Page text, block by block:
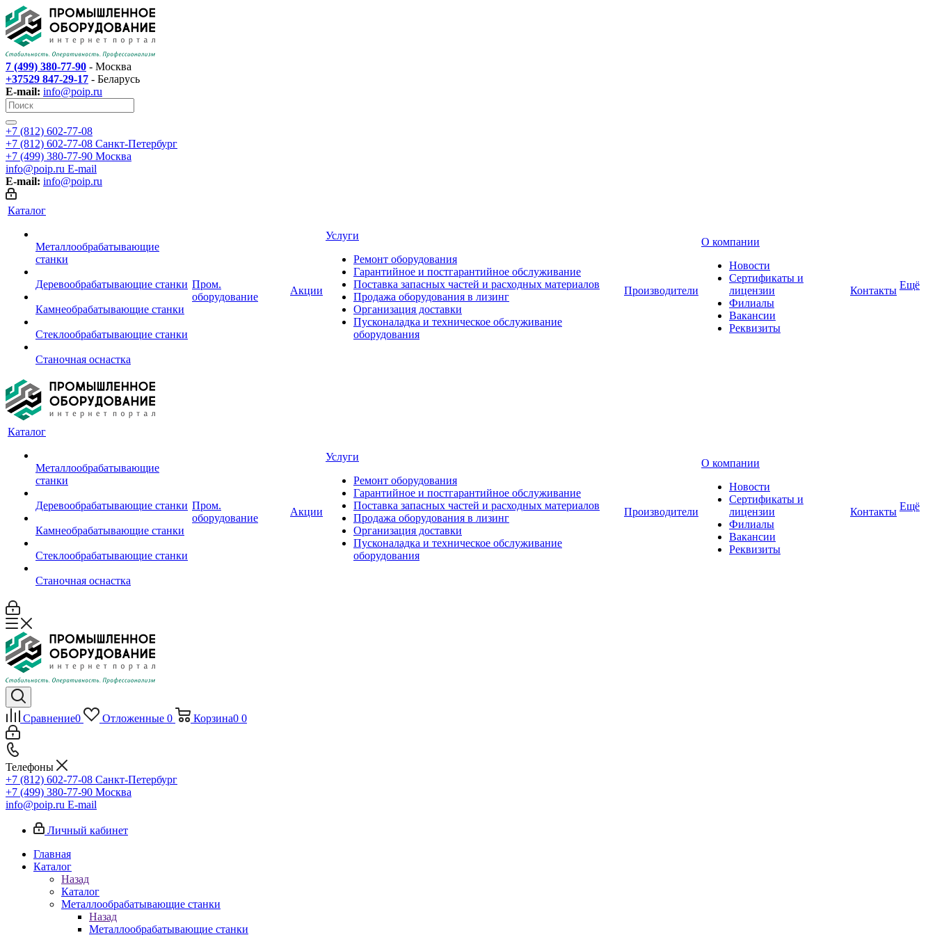
7 (499) 380-77-90 - Москва
+37529 847-29-17 - Беларусь
E-mail: info@poip.ru
+7 (812) 602-77-08
+7 (812) 602-77-08 Санкт-Петербург
+7 (499) 380-77-90 Москва
info@poip.ru E-mail
E-mail: info@poip.ru
Каталог
Металлообрабатывающие
станки
Деревообрабатывающие станки
Камнеобрабатывающие станки
Стеклообрабатывающие станки
Станочная оснастка
Пром.
оборудование
Акции
Услуги
Ремонт оборудования
Гарантийное и постгарантийное обслуживание
Поставка запасных частей и расходных материалов
Продажа оборудования в лизинг
Организация доставки
Пусконаладка и техническое обслуживание
оборудования
Производители
О компании
Новости
Сертификаты и
лицензии
Филиалы
Вакансии
Реквизиты
Контакты Ещё
Каталог
Металлообрабатывающие
станки
Деревообрабатывающие станки
Камнеобрабатывающие станки
Стеклообрабатывающие станки
Станочная оснастка
Пром.
оборудование
Акции
Услуги
Ремонт оборудования
Гарантийное и постгарантийное обслуживание
Поставка запасных частей и расходных материалов
Продажа оборудования в лизинг
Организация доставки
Пусконаладка и техническое обслуживание
оборудования
Производители
О компании
Новости
Сертификаты и
лицензии
Филиалы
Вакансии
Реквизиты
Контакты Ещё
Сравнение0 Отложенные 0 Корзина0 0
Телефоны
+7 (812) 602-77-08 Санкт-Петербург
+7 (499) 380-77-90 Москва
info@poip.ru E-mail
Личный кабинет
Главная
Каталог
Назад
Каталог
Металлообрабатывающие станки
Назад
Металлообрабатывающие станки